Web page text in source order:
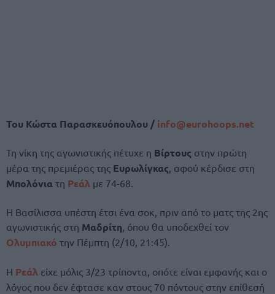
Του Κώστα Παρασκευόπουλου / info@eurohoops.net
Τη νίκη της αγωνιστικής πέτυχε η Βίρτους στην πρώτη
μέρα της πρεμιέρας της Ευρωλίγκας, αφού κέρδισε στη
Μπολόνια τη Ρεάλ με 74-68.
Η Βασίλισσα υπέστη έτσι ένα σοκ, πριν από το ματς της 2ης
αγωνιστικής στη Μαδρίτη, όπου θα υποδεχθεί τον
Ολυμπιακό την Πέμπτη (2/10, 21:45).
Η Ρεάλ είχε μόλις 3/23 τρίποντα, οπότε είναι εμφανής και ο
λόγος που δεν έφτασε καν στους 70 πόντους στην επίθεσή